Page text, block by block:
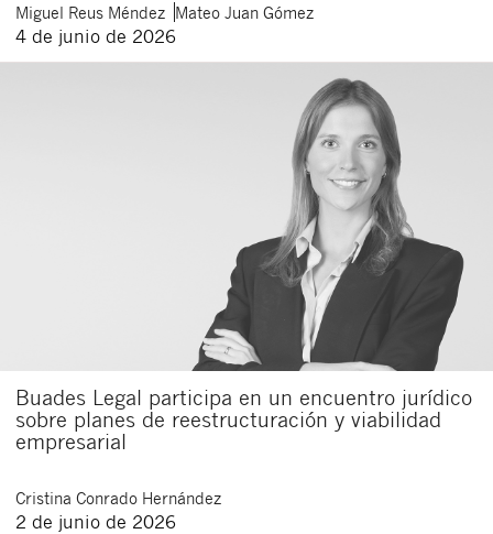
Miguel Reus Méndez Mateo Juan Gómez
4 de junio de 2026
Buades Legal participa en un encuentro jurídico
sobre planes de reestructuración y viabilidad
empresarial
Cristina Conrado Hernández
2 de junio de 2026